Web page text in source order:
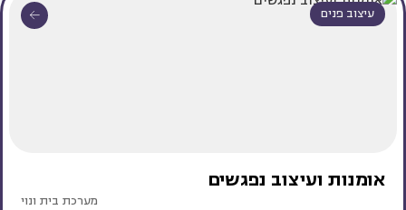
עיצוב פנים
אומנות ועיצוב נפגשים
מערכת בית ונוי